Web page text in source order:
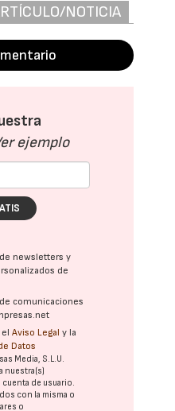
NOTICIA
ejemplo
newsletters y
de
comunicaciones
elAviso Legal y la
Datos
Media, S.L.U.
nuestra(s)
de usuario.
con la misma o
o